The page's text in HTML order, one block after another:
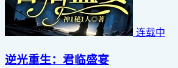
连载中
逆光重生：君临盛宴